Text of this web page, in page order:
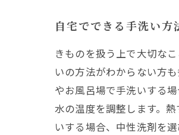
自宅でできる手洗い方
きものを扱う上で大切な
いの方法がわからない方
やお風呂場で手洗いする
水の温度を調整します。
いする場合、中性洗剤を